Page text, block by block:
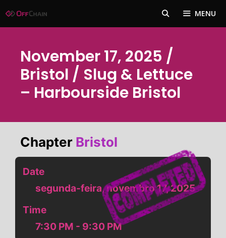
para
MENU
November 17, 2025 /
Bristol / Slug & Lettuce
– Harbourside Bristol
Chapter Bristol
Date
segunda-feira, novembro 17, 2025
Time
7:30 PM - 9:30 PM